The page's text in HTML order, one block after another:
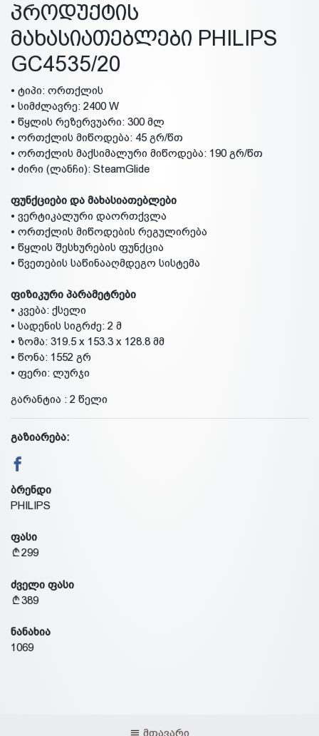
პროდუქტის
მახასიათებლები PHILIPS
GC4535/20
• ტიპი: ორთქლის
• სიმძლავრე: 2400 W
• წყლის რეზერვუარი: 300 მლ
• ორთქლის მიწოდება: 45 გრ/წთ
• ორთქლის მაქსიმალური მიწოდება: 190 გრ/წთ
• ძირი (ლანჩი): SteamGlide
ფუნქციები და მახასიათებლები
• ვერტიკალური დაორთქვლა
• ორთქლის მიწოდების რეგულირება
• წყლის შესხურების ფუნქცია
• წვეთების საწინააღმდეგო სისტემა
ფიზიკური პარამეტრები
• კვება: ქსელი
• სადენის სიგრძე: 2 მ
• ზომა: 319.5 x 153.3 x 128.8 მმ
• წონა: 1552 გრ
• ფერი: ლურჯი
გარანტია : 2 წელი
გაზიარება:
ბრენდი
PHILIPS
ფასი
299
ძველი ფასი
389
ნანახია
1069
მთავარი